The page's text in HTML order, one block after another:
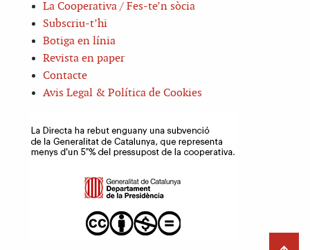
La Cooperativa / Fes-te’n sòcia
Subscriu-t’hi
Botiga en línia
Revista en paper
Contacte
Avis Legal & Política de Cookies